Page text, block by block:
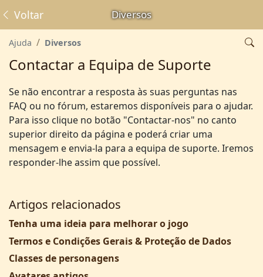
Diversos
Voltar
Ajuda Diversos
Contactar a Equipa de Suporte
Se não encontrar a resposta às suas perguntas nas
FAQ ou no fórum, estaremos disponíveis para o ajudar.
Para isso clique no botão "Contactar-nos" no canto
superior direito da página e poderá criar uma
mensagem e envia-la para a equipa de suporte. Iremos
responder-lhe assim que possível.
Artigos relacionados
Tenha uma ideia para melhorar o jogo
Termos e Condições Gerais & Proteção de Dados
Classes de personagens